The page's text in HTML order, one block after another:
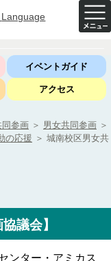
Language
イベントガイド
アクセス
同参画 ＞ 男女共同参画 ＞
の応援 ＞ 城南校区男女共
議会】
ンター・アミカス